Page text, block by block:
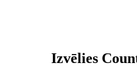
Izvēlies